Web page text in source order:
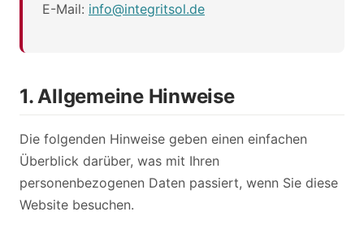
E-Mail: info@integritsol.de
1. Allgemeine Hinweise
Die folgenden Hinweise geben einen einfachen
Überblick darüber, was mit Ihren
personenbezogenen Daten passiert, wenn Sie diese
Website besuchen.